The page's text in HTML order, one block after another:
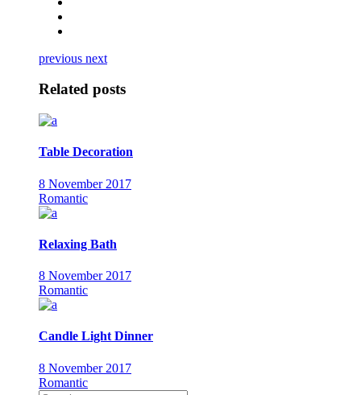
previous next
Related posts
Table Decoration
8 November 2017
Romantic
Relaxing Bath
8 November 2017
Romantic
Candle Light Dinner
8 November 2017
Romantic